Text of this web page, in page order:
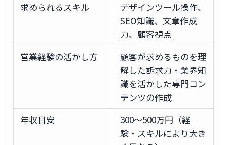
求められるスキル
デザインツール操作、
SEO知識、文章作成
力、顧客視点
営業経験の活かし方
顧客が求めるものを理
解した訴求力・業界知
識を活かした専門コン
テンツの作成
年収目安
300〜500万円（経
験・スキルにより大き